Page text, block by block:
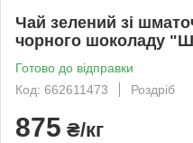
Чай зелений зі
чорного шоколаду
Готово до відправки
Код: 662611473
Роздріб
875 ₴/кг